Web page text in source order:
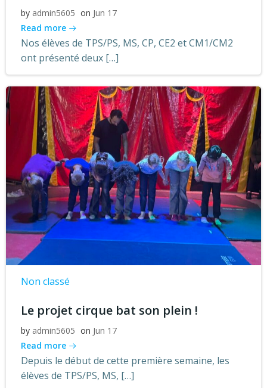
by admin5605 on Jun 17
Read more
Nos élèves de TPS/PS, MS, CP, CE2 et CM1/CM2
ont présenté deux […]
Non classé
Le projet cirque bat son plein !
by admin5605 on Jun 17
Read more
Depuis le début de cette première semaine, les
élèves de TPS/PS, MS, […]